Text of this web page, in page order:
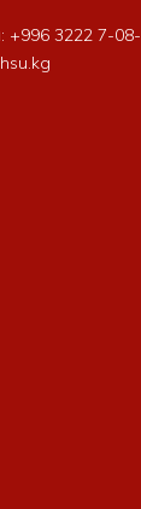
+996 3222 7-08-